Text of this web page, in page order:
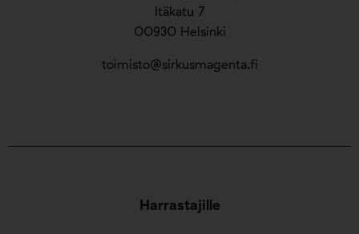
Itäkatu 7
00930 Helsinki
toimisto@sirkusmagenta.fi
Harrastajille